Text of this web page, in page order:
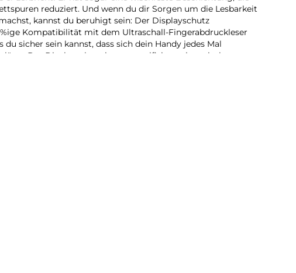
reduziert. Und wenn du dir Sorgen um die Lesbarkeit
kannst du beruhigt sein: Der Displayschutz
Kompatibilität mit dem Ultraschall-Fingerabdruckleser
du sicher sein kannst, dass sich dein Handy jedes Mal
Der Displayschutz ist aus zertifizierter japanischer